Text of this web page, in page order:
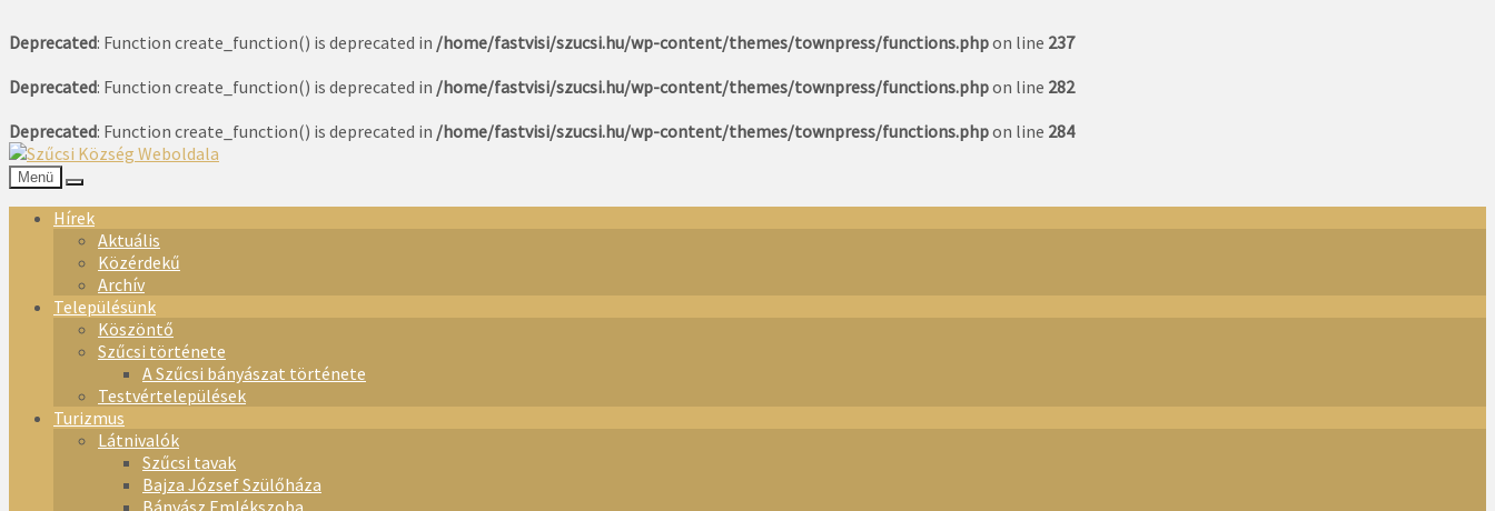
Deprecated: Function create_function() is deprecated in /home/fastvisi/szucsi.hu/wp-content/themes/townpress/functions.phpon line 237
Deprecated: Function create_function() is deprecated in /home/fastvisi/szucsi.hu/wp-content/themes/townpress/functions.phpon line 282
Deprecated: Function create_function() is deprecated in /home/fastvisi/szucsi.hu/wp-content/themes/townpress/functions.phpon line 284
Menü
Hírek
Aktuális
Közérdekű
Archív
Településünk
Köszöntő
Szűcsi története
A Szűcsi bányászat története
Testvértelepülések
Turizmus
Látnivalók
Szűcsi tavak
Bajza József Szülőháza
Bányász Emlékszoba